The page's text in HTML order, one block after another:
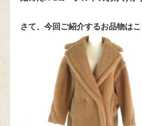
さて、今回ご紹介するお品物はこ